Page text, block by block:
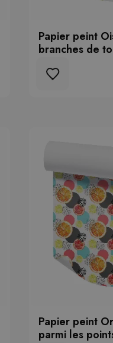
Papier peint
branches de
Papier peint
parmi les